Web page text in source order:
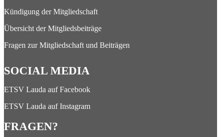
Kündigung der Mitgliedschaft
Übersicht der Mitgliedsbeiträge
Fragen zur Mitgliedschaft und Beiträgen
SOCIAL MEDIA
ETSV Lauda auf Facebook
ETSV Lauda auf Instagram
FRAGEN?